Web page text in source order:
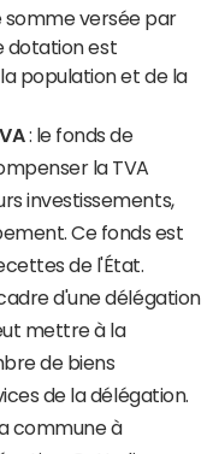
versée par
dotation est
population et de la
: le fonds de
la TVA
investissements,
Ce fonds est
de l'État.
d'une délégation
mettre à la
de biens
de la délégation.
commune à